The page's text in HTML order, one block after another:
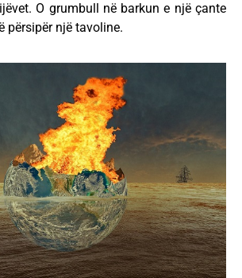
O grumbull në barkun e një çante
përsipër një tavoline.